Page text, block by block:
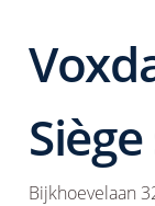
Bijkhoevelaan